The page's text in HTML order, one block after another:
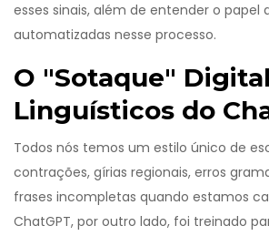
esses sinais, além de entender o papel
automatizadas nesse processo.
O "Sotaque"
Linguísticos do
Todos nós temos um estilo único de
contrações, gírias regionais, erros
frases incompletas quando estamos
ChatGPT, por outro lado, foi treinado